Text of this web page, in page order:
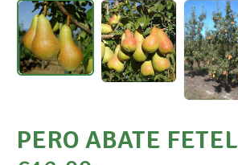
PERO ABATE FETEL